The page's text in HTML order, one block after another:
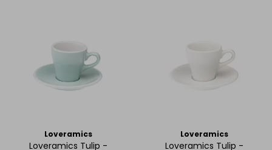
Loveramics
Loveramics Tulip -
Loveramics
Loveramics Tulip -